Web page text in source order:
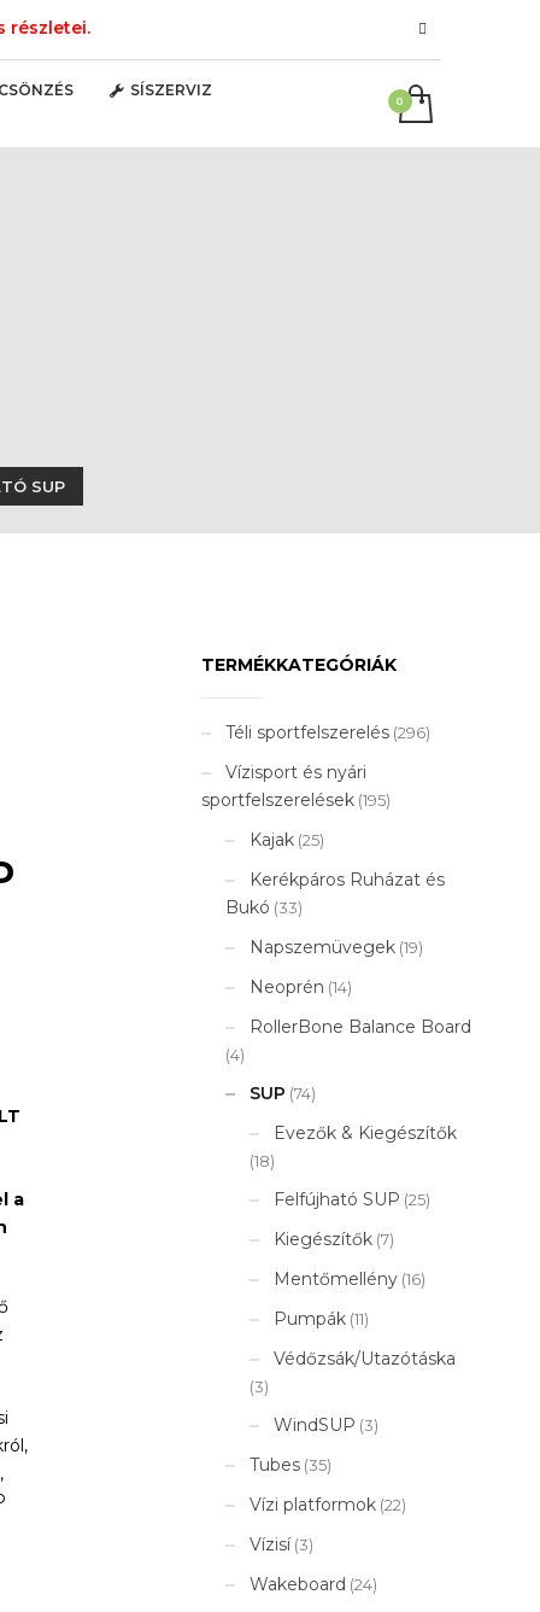
részletei.
SÍSZERVIZ
SUP
a
TERMÉKKATEGÓRIÁK
Téli sportfelszerelés (296)
Vízisport és nyári
sportfelszerelések (195)
Kajak (25)
Kerékpáros Ruházat és
Bukó (33)
Napszemüvegek (19)
Neoprén (14)
RollerBone Balance Board
(4)
SUP (74)
Evezők & Kiegészítők
(18)
Felfújható SUP (25)
Kiegészítők (7)
Mentőmellény (16)
Pumpák (11)
Védőzsák/Utazótáska
(3)
WindSUP (3)
Tubes (35)
Vízi platformok (22)
Vízisí (3)
Wakeboard (24)